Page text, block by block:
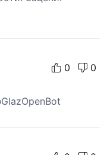
0 0